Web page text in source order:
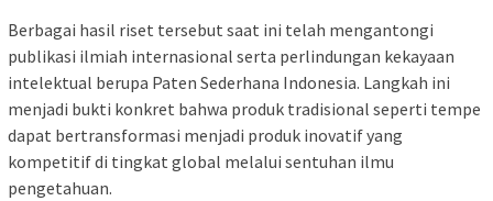
Berbagai hasil riset tersebut saat ini telah mengantongi
publikasi ilmiah internasional serta perlindungan kekayaan
intelektual berupa Paten Sederhana Indonesia. Langkah ini
menjadi bukti konkret bahwa produk tradisional seperti tempe
dapat bertransformasi menjadi produk inovatif yang
kompetitif di tingkat global melalui sentuhan ilmu
pengetahuan.